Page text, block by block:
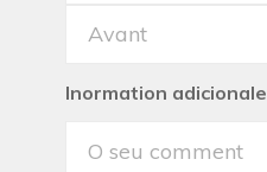
Inormation adicionale